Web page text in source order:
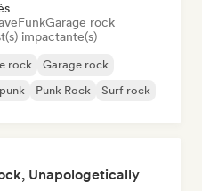
FunkGarage rock
impactante(s)
rock
Garage rock
Punk Rock Surf rock
Unapologetically